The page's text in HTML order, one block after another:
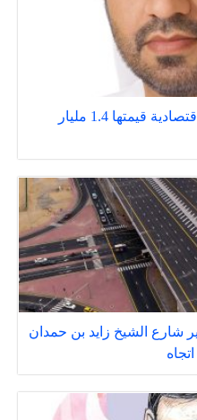
شرطة دبي تسجل 447 جريمة اقتصادية قيمتها 1.4 مليار
شارع الشيخ زايد بن حمدان